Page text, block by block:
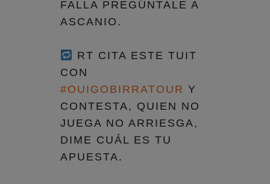
FALLA PREGÚNTALE A
ASCANIO.
RT CITA ESTE TUIT
CON
#OUIGOBIRRATOUR Y
CONTESTA, QUIEN NO
JUEGA NO ARRIESGA,
DIME CUÁL ES TU
APUESTA.